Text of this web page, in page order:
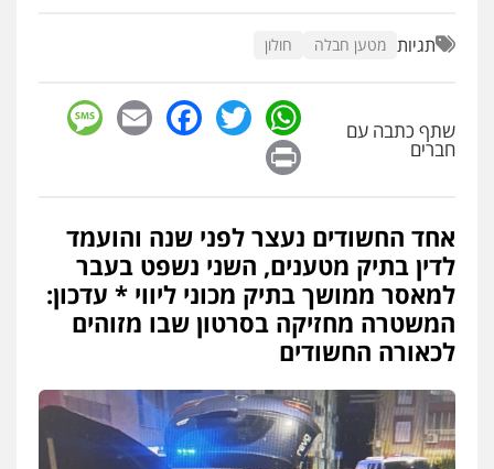
0538788878
עו"ד שלי גורביץ – לוי
משפט פלילי
וחקירות צבאי
משרד עורכי דין חן ברוך
פלילי דיני תעבורה מעצרים וחקירות
0505078733
פלילי אסירים תעבורה מרב"ד
0547556464
תגיות מטען חבלה חולון
שתף כתבה עם
חברים
WhatsApp
Twitter
Facebook
Email
אחד החשודים נעצר לפני שנה והועמד
לדין בתיק מטענים, השני נשפט בעבר
למאסר ממושך בתיק מכוני ליווי * עדכון:
המשטרה מחזיקה בסרטון שבו מזוהים
לכאורה החשודים